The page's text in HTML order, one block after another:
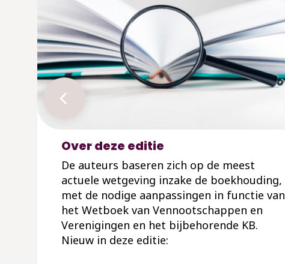
Over deze editie
De auteurs baseren zich op de meest
actuele wetgeving inzake de boekhouding,
met de nodige aanpassingen in functie van
het Wetboek van Vennootschappen en
Verenigingen en het bijbehorende KB.
Nieuw in deze editie: